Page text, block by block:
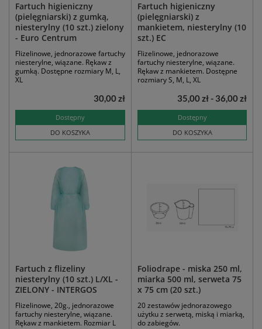
Fartuch higieniczny
(pielęgniarski) z gumką,
niesterylny (10 szt.) zielony
- Euro Centrum
Flizelinowe, jednorazowe fartuchy
niesterylne, wiązane. Rękaw z
gumką. Dostępne rozmiary M, L,
XL
Dostępny
DO KOSZYKA
30,00 zł
Fartuch higieniczny
(pielęgniarski) z
mankietem, niesterylny (10
szt.) EC
Flizelinowe, jednorazowe
fartuchy niesterylne, wiązane.
Rękaw z mankietem. Dostępne
rozmiary S, M, L, XL
Dostępny
DO KOSZYKA
35,00 zł - 36,00 zł
Fartuch z flizeliny
niesterylny (10 szt.) L/XL -
ZIELONY - INTERGOS
Flizelinowe, 20g., jednorazowe
fartuchy niesterylne, wiązane.
Rękaw z mankietem. Rozmiar L
Foliodrape - miska 250 ml,
miarka 500 ml, serweta 75
x 75 cm (20 szt.)
20 zestawów jednorazowego
użytku z serwetą, miską i miarką,
do zabiegów.